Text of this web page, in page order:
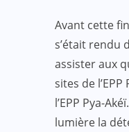
Avant cette
s’était rendu
assister aux
sites de
l’EPP Pya-
lumière la